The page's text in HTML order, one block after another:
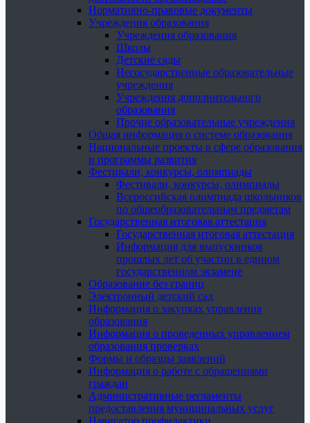
Нормативно-правовые документы
Учреждения образования
Учреждения образования
Школы
Детские сады
Негосударственные образовательные
учреждения
Учреждения дополнительного
образования
Прочие образовательные учреждения
Общая информация о системе образования
Национальные проекты в сфере образования
и программы развития
Фестивали, конкурсы, олимпиады
Фестивали, конкурсы, олимпиады
Всероссийская олимпиада школьников
по общеобразовательным предметам
Государственная итоговая аттестация
Государственная итоговая аттестация
Информация для выпускников
прошлых лет об участии в едином
государственном экзамене
Образование без границ
Электронный детский сад
Информация о закупках управления
образования
Информация о проведенных управлением
образования проверках
Формы и образцы заявлений
Информация о работе с обращениями
граждан
Административные регламенты
предоставления муниципальных услуг
Навигатор профилактики